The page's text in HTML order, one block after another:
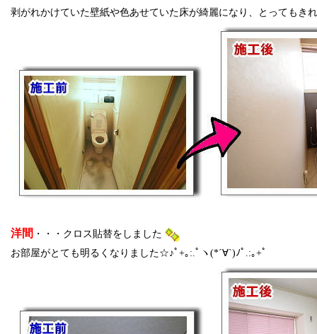
剥がれかけていた壁紙や色あせていた床が綺麗になり、とってもき
洋間 ・・・クロス貼替をしました
お部屋がとても明るくなりました☆♪ﾟ+｡:.ﾟヽ(*´∀`)ﾉﾟ.:｡+ﾟ